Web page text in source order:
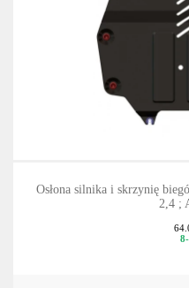
Osłona silnika i skrzynię
2,4 ;